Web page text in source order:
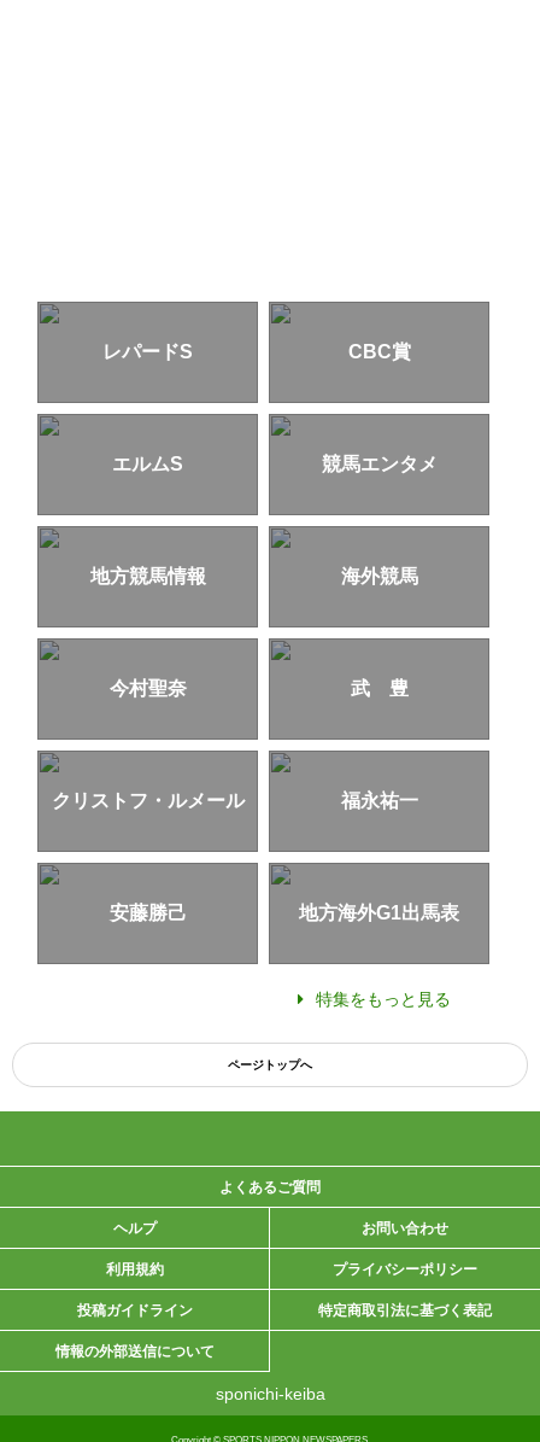
レパードS CBC賞
エルムS 競馬エンタメ
地方競馬情報 海外競馬
今村聖奈 武 豊
クリストフ・ルメール 福永祐一
安藤勝己 地方海外G1出馬表
特集をもっと見る
ページトップへ
よくあるご質問
ヘルプ お問い合わせ
利用規約 プライバシーポリシー
投稿ガイドライン 特定商取引法に基づく表記
情報の外部送信について
sponichi-keiba